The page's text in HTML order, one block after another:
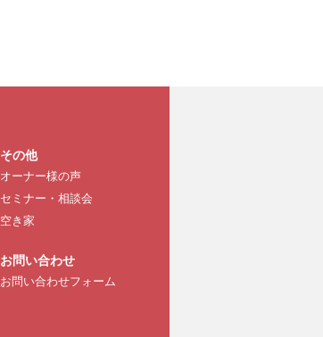
その他
オーナー様の声
セミナー・相談会
空き家
お問い合わせ
お問い合わせフォーム